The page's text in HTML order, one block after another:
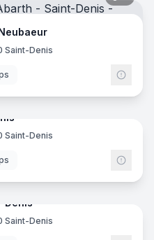
Saint-Denis
Saint-Denis
Denis
Saint-Denis